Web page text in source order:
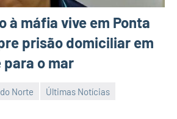
à máfia vive em Ponta
prisão domiciliar em
o mar
Norte
Últimas Notícias